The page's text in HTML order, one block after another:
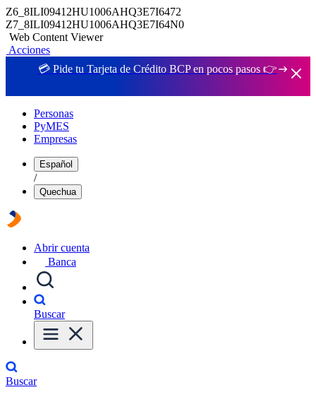
Z6_8ILI09412HU1006AHQ3E7I6472
Z7_8ILI09412HU1006AHQ3E7I64N0
Web Content Viewer
Acciones
💳 Pide tu Tarjeta de Crédito BCP en pocos pasos 👉
Personas
PyMES
Empresas
Español
/
Quechua
Abrir cuenta
Banca
Buscar
Buscar